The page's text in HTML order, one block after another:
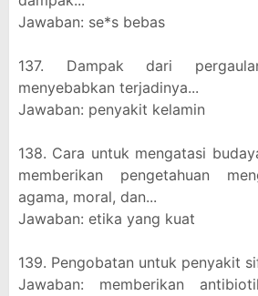
Jawaban: se*s bebas
137. Dampak dari
menyebabkan terjadinya...
Jawaban: penyakit kelamin
138. Cara untuk mengatasi
memberikan pengetahuan
agama, moral, dan...
Jawaban: etika yang kuat
139. Pengobatan untuk penyakit
Jawaban: memberikan